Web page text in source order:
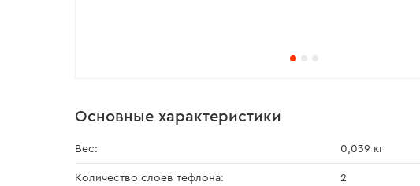
Основные характеристики
Вес: 0,039 кг
Количество слоев тефлона: 2